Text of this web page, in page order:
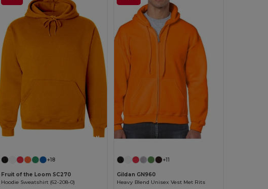
Personaliseer het!
+18
Fruit of the Loom SC270
Hoodie Sweatshirt (62-208-0)
+11
Gildan GN960
Heavy Blend Unisex Vest Met Rits